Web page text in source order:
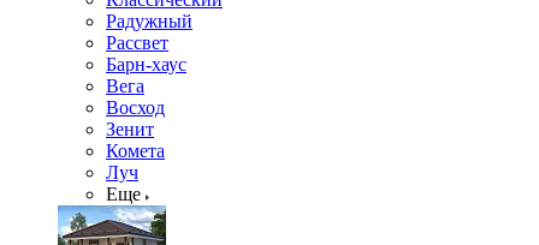
Радужный
Рассвет
Барн-хаус
Вега
Восход
Зенит
Комета
Луч
Еще